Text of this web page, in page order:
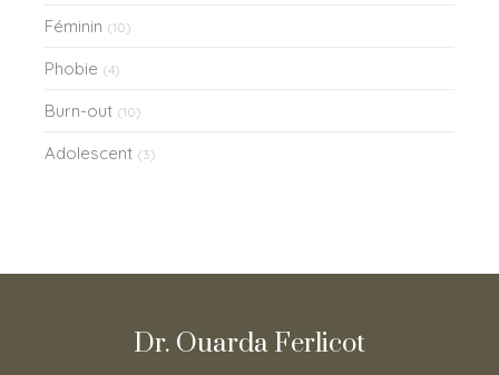
Féminin (10)
Phobie (4)
Burn-out (10)
Adolescent (3)
Dr. Ouarda Ferlicot